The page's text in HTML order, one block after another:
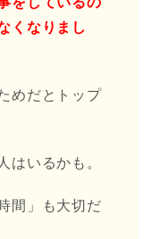
くなりまし
めだとトップ
はいるかも。
間」も大切だ